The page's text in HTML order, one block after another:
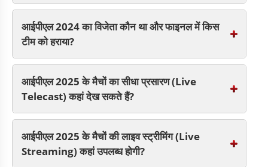
आईपीएल 2024 का विजेता कौन था और फाइनल में किस
टीम को हराया?
आईपीएल 2025 के मैचों का सीधा प्रसारण (Live
Telecast) कहां देख सकते हैं?
आईपीएल 2025 के मैचों की लाइव स्ट्रीमिंग (Live
Streaming) कहां उपलब्ध होगी?